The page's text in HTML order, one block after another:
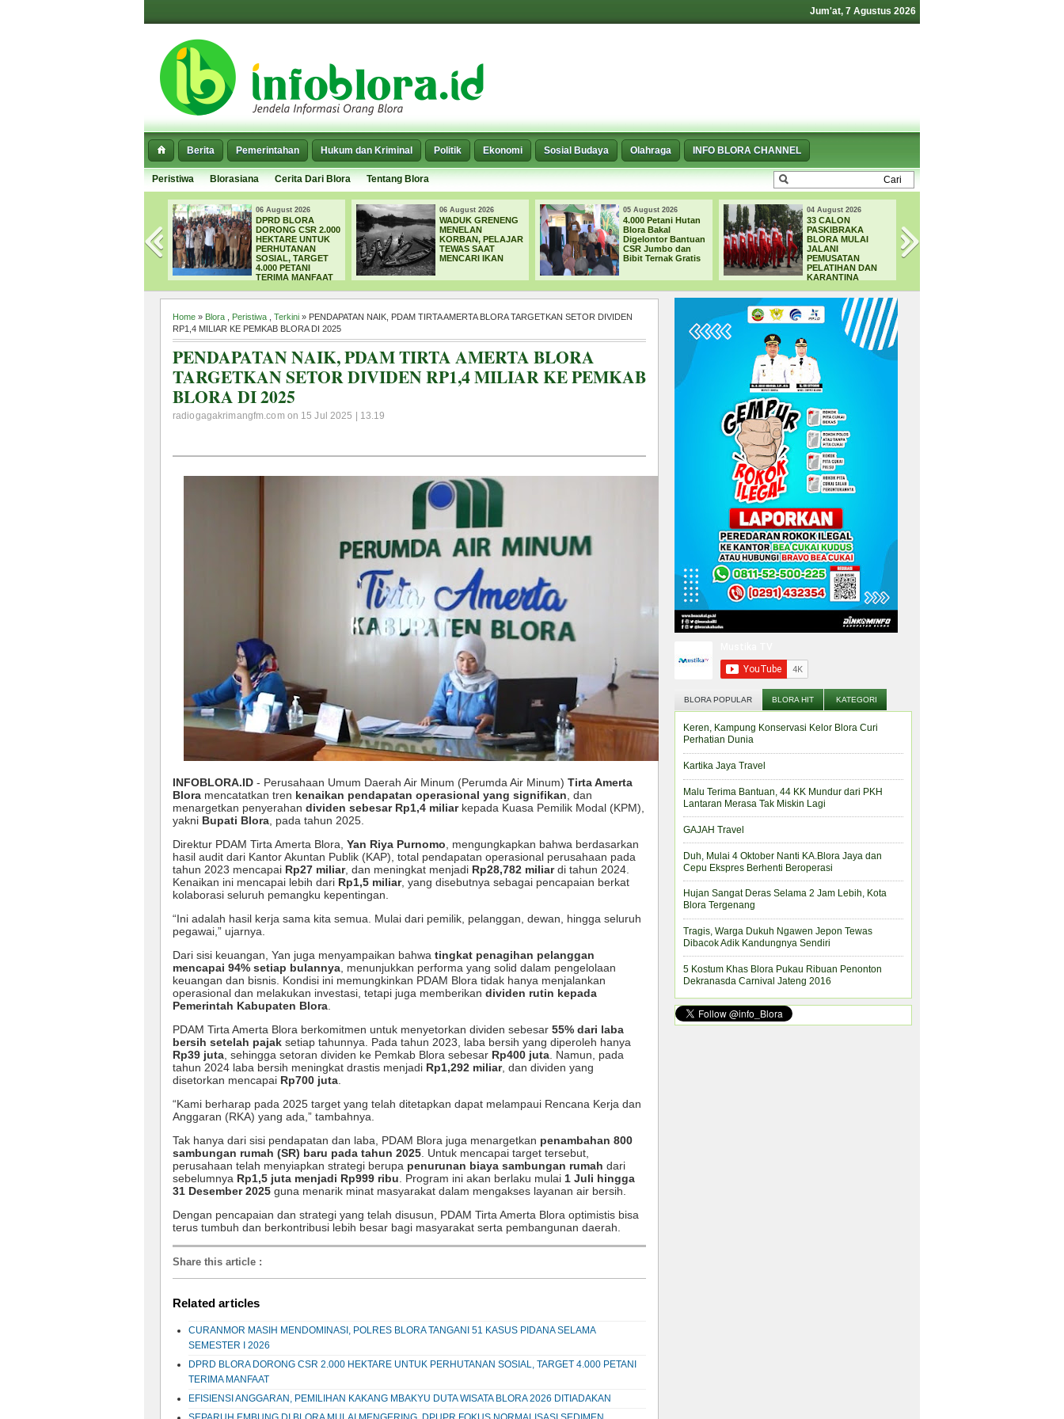
Jum'at, 7 Agustus 2026
Berita Pemerintahan Hukum dan Kriminal Politik Ekonomi Sosial Budaya Olahraga INFO BLORA CHANNEL
Peristiwa Blorasiana Cerita Dari Blora Tentang Blora
06 August 2026
DPRD BLORA
DORONG CSR 2.000
HEKTARE UNTUK
PERHUTANAN
SOSIAL, TARGET
4.000 PETANI
TERIMA MANFAAT
06 August 2026
WADUK GRENENG
MENELAN
KORBAN, PELAJAR
TEWAS SAAT
MENCARI IKAN
05 August 2026
4.000 Petani Hutan
Blora Bakal
Digelontor Bantuan
CSR Jumbo dan
Bibit Ternak Gratis
04 August 2026
33 CALON
PASKIBRAKA
BLORA MULAI
JALANI
PEMUSATAN
PELATIHAN DAN
KARANTINA
Home » Blora Peristiwa Terkini » PENDAPATAN NAIK, PDAM TIRTA AMERTA BLORA TARGETKAN SETOR DIVIDEN
RP1,4 MILIAR KE PEMKAB BLORA DI 2025
PENDAPATAN NAIK, PDAM TIRTA AMERTA BLORA
TARGETKAN SETOR DIVIDEN RP1,4 MILIAR KE PEMKAB
BLORA DI 2025
radiogagakrimangfm.com on 15 Jul 2025 | 13.19
INFOBLORA.ID - Perusahaan Umum Daerah Air Minum (Perumda Air Minum) Tirta Amerta
Blora mencatatkan tren kenaikan pendapatan operasional yang signifikan , dan
menargetkan penyerahan dividen sebesar Rp1,4 miliarkepada Kuasa Pemilik Modal (KPM),
yakni Bupati Blora , pada tahun 2025.
Direktur PDAM Tirta Amerta Blora, Yan Riya Purnomo , mengungkapkan bahwa berdasarkan
hasil audit dari Kantor Akuntan Publik (KAP), total pendapatan operasional perusahaan pada
tahun 2023 mencapai Rp27 miliar, dan meningkat menjadi Rp28,782 miliardi tahun 2024.
Kenaikan ini mencapai lebih dari Rp1,5 miliar, yang disebutnya sebagai pencapaian berkat
kolaborasi seluruh pemangku kepentingan.
“Ini adalah hasil kerja sama kita semua. Mulai dari pemilik, pelanggan, dewan, hingga seluruh
pegawai,” ujarnya.
Dari sisi keuangan, Yan juga menyampaikan bahwa tingkat penagihan pelanggan
mencapai 94% setiap bulannya , menunjukkan performa yang solid dalam pengelolaan
keuangan dan bisnis. Kondisi ini memungkinkan PDAM Blora tidak hanya menjalankan
operasional dan melakukan investasi, tetapi juga memberikan dividen rutin kepada
Pemerintah Kabupaten Blora
PDAM Tirta Amerta Blora berkomitmen untuk menyetorkan dividen sebesar 55% dari laba
bersih setelah pajak setiap tahunnya. Pada tahun 2023, laba bersih yang diperoleh hanya
Rp39 juta , sehingga setoran dividen ke Pemkab Blora sebesar Rp400 juta . Namun, pada
tahun 2024 laba bersih meningkat drastis menjadi Rp1,292 miliar, dan dividen yang
disetorkan mencapai Rp700 juta
“Kami berharap pada 2025 target yang telah ditetapkan dapat melampaui Rencana Kerja dan
Anggaran (RKA) yang ada,” tambahnya.
Tak hanya dari sisi pendapatan dan laba, PDAM Blora juga menargetkan penambahan 800
sambungan rumah (SR) baru pada tahun 2025 . Untuk mencapai target tersebut,
perusahaan telah menyiapkan strategi berupa penurunan biaya sambungan rumah dari
sebelumnya Rp1,5 juta menjadi Rp999 ribu . Program ini akan berlaku mulai 1 Juli hingga
31 Desember 2025 guna menarik minat masyarakat dalam mengakses layanan air bersih.
Dengan pencapaian dan strategi yang telah disusun, PDAM Tirta Amerta Blora optimistis bisa
terus tumbuh dan berkontribusi lebih besar bagi masyarakat serta pembangunan daerah.
Share this article :
Related articles
CURANMOR MASIH MENDOMINASI, POLRES BLORA TANGANI 51 KASUS PIDANA SELAMA
SEMESTER I 2026
DPRD BLORA DORONG CSR 2.000 HEKTARE UNTUK PERHUTANAN SOSIAL, TARGET 4.000 PETANI
TERIMA MANFAAT
EFISIENSI ANGGARAN, PEMILIHAN KAKANG MBAKYU DUTA WISATA BLORA 2026 DITIADAKAN
BLORA POPULAR BLORA HIT KATEGORI
Keren, Kampung Konservasi Kelor Blora Curi
Perhatian Dunia
Kartika Jaya Travel
Malu Terima Bantuan, 44 KK Mundur dari PKH
Lantaran Merasa Tak Miskin Lagi
GAJAH Travel
Duh, Mulai 4 Oktober Nanti KA.Blora Jaya dan
Cepu Ekspres Berhenti Beroperasi
Hujan Sangat Deras Selama 2 Jam Lebih, Kota
Blora Tergenang
Tragis, Warga Dukuh Ngawen Jepon Tewas
Dibacok Adik Kandungnya Sendiri
5 Kostum Khas Blora Pukau Ribuan Penonton
Dekranasda Carnival Jateng 2016